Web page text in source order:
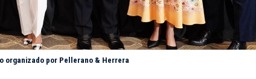
organizado por Pellerano & Herrera